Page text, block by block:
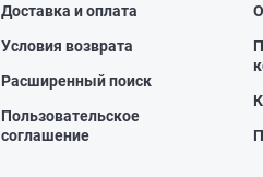
Доставка и оплата
Условия возврата
Расширенный поиск
Пользовательское
соглашение